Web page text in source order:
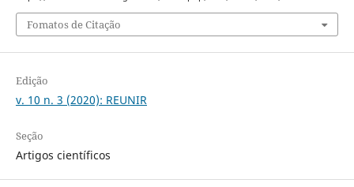
Fomatos de Citação
Edição
v. 10 n. 3 (2020): REUNIR
Seção
Artigos científicos